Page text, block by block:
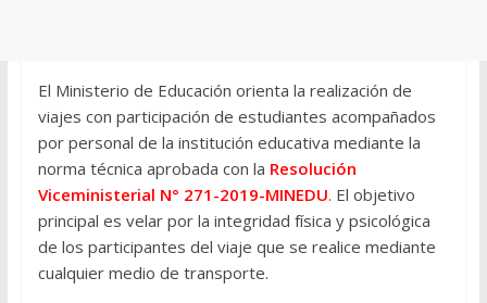
El Ministerio de Educación orienta la realización de
viajes con participación de estudiantes acompañados
por personal de la institución educativa mediante la
norma técnica aprobada con la Resolución
Viceministerial N° 271-2019-MINEDU. El objetivo
principal es velar por la integridad física y psicológica
de los participantes del viaje que se realice mediante
cualquier medio de transporte.